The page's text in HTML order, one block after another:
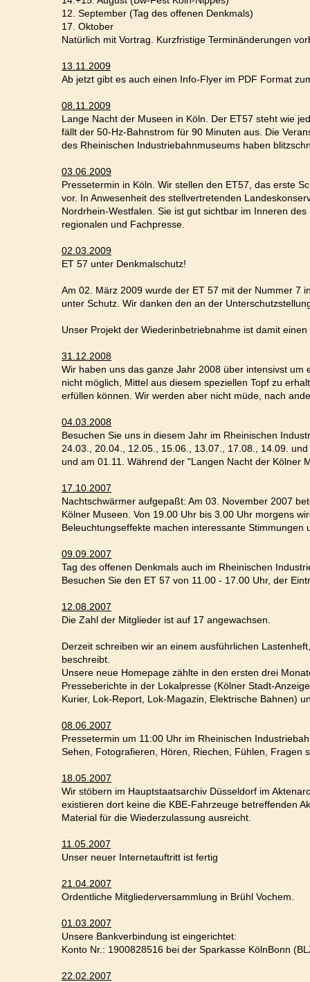
12. September (Tag des offenen Denkmals)
17. Oktober
Natürlich mit Vortrag. Kurzfristige Terminänderungen
13.11.2009
Ab jetzt gibt es auch einen Info-Flyer im PDF Format
08.11.2009
Lange Nacht der Museen in Köln. Der ET57 steht wie
fällt der 50-Hz-Bahnstrom für 90 Minuten aus. Die
des Rheinischen Industriebahnmuseums haben
03.06.2009
Pressetermin in Köln. Wir stellen den ET57, das erste
vor. In Anwesenheit des stellvertretenden
Nordrhein-Westfalen. Sie ist gut sichtbar im Inneren
regionalen und Fachpresse.
02.03.2009
ET 57 unter Denkmalschutz!
Am 02. März 2009 wurde der ET 57 mit der Nummer 7
unter Schutz. Wir danken den an der
Unser Projekt der Wiederinbetriebnahme ist damit
31.12.2008
Wir haben uns das ganze Jahr 2008 über intensivst
nicht möglich, Mittel aus diesem speziellen Topf zu
erfüllen können. Wir werden aber nicht müde, nach
04.03.2008
Besuchen Sie uns in diesem Jahr im Rheinischen
24.03., 20.04., 12.05., 15.06., 13.07., 17.08., 14.09.
und am 01.11. Während der "Langen Nacht der Kölner
17.10.2007
Nachtschwärmer aufgepaßt: Am 03. November 2007
Kölner Museen. Von 19.00 Uhr bis 3.00 Uhr morgens
Beleuchtungseffekte machen interessante Stimmungen
09.09.2007
Tag des offenen Denkmals auch im Rheinischen
Besuchen Sie den ET 57 von 11.00 - 17.00 Uhr, der
12.08.2007
Die Zahl der Mitglieder ist auf 17 angewachsen.
Derzeit schreiben wir an einem ausführlichen
beschreibt.
Unsere neue Homepage zählte in den ersten drei
Presseberichte in der Lokalpresse (Kölner Stadt-
Kurier, Lok-Report, Lok-Magazin, Elektrische Bahnen)
08.06.2007
Pressetermin um 11:00 Uhr im Rheinischen
Sehen, Fotografieren, Hören, Riechen, Fühlen, Fragen
18.05.2007
Wir stöbern im Hauptstaatsarchiv Düsseldorf im
existieren dort keine die KBE-Fahrzeuge betreffenden
Material für die Wiederzulassung ausreicht.
11.05.2007
Unser neuer Internetauftritt ist fertig
21.04.2007
Ordentliche Mitgliederversammlung in Brühl Vochem.
01.03.2007
Unsere Bankverbindung ist eingerichtet:
Konto Nr.: 1900828516 bei der Sparkasse KölnBonn
22.02.2007